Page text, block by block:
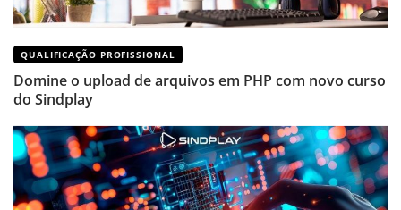
QUALIFICAÇÃO PROFISSIONAL
Domine o upload de arquivos em PHP com novo curso
do Sindplay